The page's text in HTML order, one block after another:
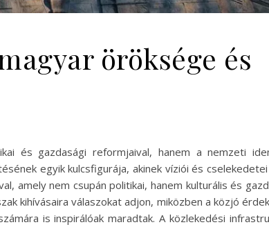
öröksége és
és gazdasági reformjaival, hanem a nemzeti
egyik kulcsfigurája, akinek víziói és cselekedetei
amely nem csupán politikai, hanem kulturális és
kihívásaira válaszokat adjon, miközben a közjó
is inspirálóak maradtak. A közlekedési